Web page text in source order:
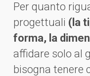
Per quanto
progettuali (la
forma, la
affidare solo al
bisogna tenere